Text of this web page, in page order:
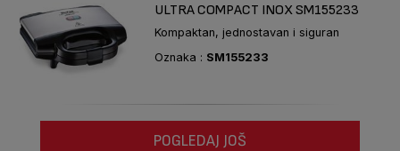
ULTRA COMPACT INOX SM155233
Kompaktan, jednostavan i siguran
Oznaka : SM155233
POGLEDAJ JOŠ